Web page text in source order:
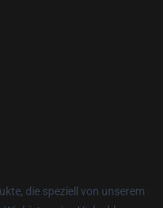
die speziell von unserem